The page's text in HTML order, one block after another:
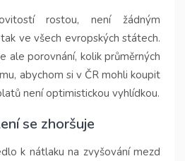
rostou, není žádným
ve všech evropských státech.
ale porovnání, kolik průměrných
abychom si v ČR mohli koupit
není optimistickou vyhlídkou.
se zhoršuje
k nátlaku na zvyšování mezd